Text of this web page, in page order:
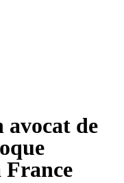
avocat de
France